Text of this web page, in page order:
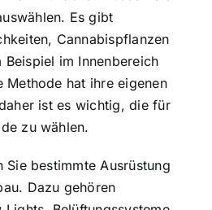
Es gibt
Cannabispflanzen
im Innenbereich
Methode hat ihre eigenen
ist es wichtig, die für
zu wählen.
Sie bestimmte Ausrüstung
Dazu gehören